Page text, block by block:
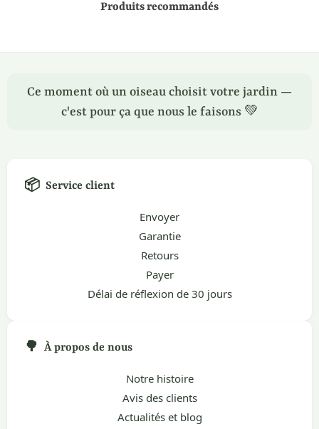
Produits recommandés
Ce moment où un oiseau choisit votre jardin —
c'est pour ça que nous le faisons 💚
📦 Service client
Envoyer
Garantie
Retours
Payer
Délai de réflexion de 30 jours
🌳 À propos de nous
Notre histoire
Avis des clients
Actualités et blog